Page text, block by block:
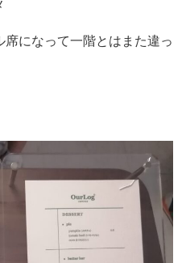
になって一階とはまた違っ